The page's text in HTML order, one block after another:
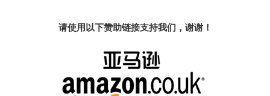
请使用以下赞助链接支持我们，谢谢！